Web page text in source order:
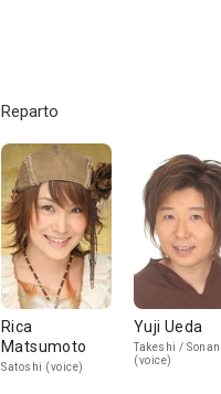
Reparto
Rica
Matsumoto
Satoshi (voice)
Yuji Ueda
Takeshi /
(voice)